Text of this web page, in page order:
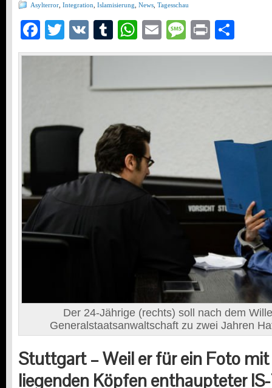
Asylterror Integration Islamisierung News Tagesschau
Facebook
Twitter
VK Tumblr
WhatsApp
EmailMessage
Print
Der 24-Jährige (rechts) soll nach dem
Generalstaatsanwaltschaft zu zwei Jahren
Stuttgart –Weil er für ein Foto
liegenden Köpfen enthaupteter